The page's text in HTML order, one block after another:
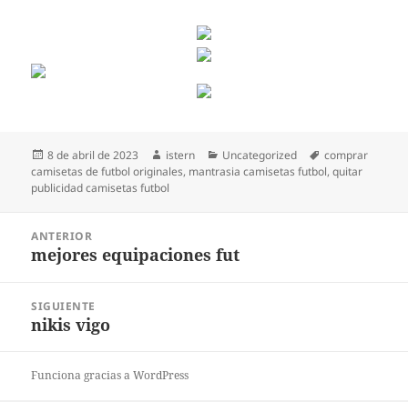
Publicado
el
8 de abril de 2023 Autor
istern Categorías
Uncategorized Etiquetas
comprar
camisetas de futbol originales, mantrasia camisetas futbol,quitar
publicidad camisetas futbol
entradas
ANTERIOR
Entrada
mejores equipaciones fut
SIGUIENTE
Entrada
nikis vigo
Funciona gracias a WordPress